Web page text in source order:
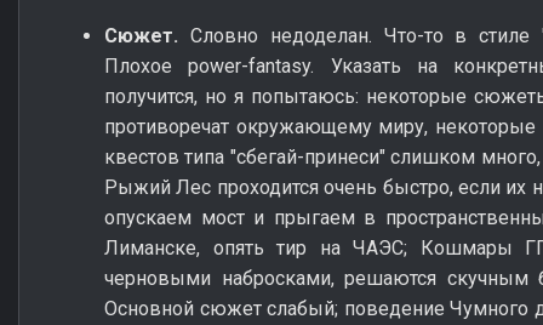
Сюжет. Словно недоделан. Что-то в стиле
Плохое power-fantasy. Указать на
получится, но я попытаюсь: некоторые
противоречат окружающему миру, некоторые
квестов типа "сбегай-принеси" слишком
Рыжий Лес проходится очень быстро, если их
опускаем мост и прыгаем в
Лиманске, опять тир на ЧАЭС; Кошмары
черновыми набросками, решаются скучным
Основной сюжет слабый; поведение Чумного